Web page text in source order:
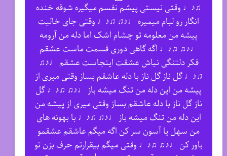
♫♪♩ وقتی نیستی پیشم نفسم میگیره شوقه خنده
انگار رو لبام میمیره ♩♪♫ ♫♪♩ وقتی جای خالیت
پیشه من معلومه تو چشام اشک اما دله من آرومه
♩♪♫ ♫♪♩ اگه گاهی دوری قسمت ماست عشقم
فکر دلتنگی نباش عشقت اینجاست عشقم ♩♪♫
♫♪♩ گل ناز گل ناز با دله عاشقم بساز وقتی میری از
پیشه من این دله من تنگ میشه باز ♩♪♫ ♫♪♩ گل
ناز گل ناز با دله عاشقم بساز وقتی میری از پیشه من
این دله من تنگ میشه باز ♩♪♫ ♫♪♩ با بهونه های
من سهل یا آسون سر کن اگه میگم عاشقم عشقمو
باور کن ♩♪♫ ♫♪♩ وقتی میگم بیقرارتم حرف بزن تو